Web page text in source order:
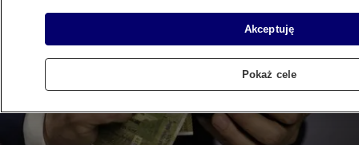
Akceptuję
Pokaż cele